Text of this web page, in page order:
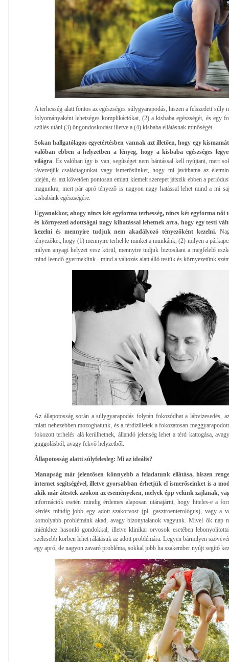
A terhesség alatt fontos az egészséges súlygyarapodás, hiszen a felszedett súly
folyományaként lehetséges komplikációkat, (2) a kisbaba egészségét, és egy
szülés utáni (3) öngondoskodást illetve a (4) kisbaba ellátásnak minőségét.
Sokan hallgatólagos egyetértésben vannak azt illetően, hogy egy
valóban ebben a helyzetben a lényeg, hogy a kisbaba egészséges
világra . Ez valóban így is van, segítséget nem bántással kell nyújtani, mert
rávezetjük családtagunkat vagy ismerősünket, hogy mi javíthatna az
idején, és azt követően pontosan emiatt kiemelt szerepet játszik ebben a
magunkra, mert pár apró tényező is nagyon nagy hatással lehet mind a mi
kisbabánk egészségére.
Ugyanakkor, ahogy nincs két egyforma terhesség, nincs két egyforma női
és környezeti adottságai nagy kihatással lehetnek arra, hogy egy testi
kezelni és mennyire tudjuk nem akadályozó tényezőként kezelni.
tényezőket, hogy (1) mennyire terhel le minket a munkánk, (2) milyen a
milyen anyagi helyzet vesz körül, mennyire tudjuk biztosítani a megfelelő
mind leendő gyermekünk - mind a változás alatt álló testük és környezetünk
Az állapotosság során a súlygyarapodás folytán fokozódhat a lábvizesedés,
miatt nehezebben mozoghatunk, és a térdízületek a fokozatosan
fokozott terhelés alá kerülhetnek, állandó jelenség lehet a térd kattogása,
guggolásból, avagy fekvő helyzetből.
Állapotosság alatti súlyfelesleg: Mi az ideális?
Manapság már jelentősen könnyebb a feladatunk ellátása, hiszen
internet segítségével, illetve gyorsabban érhetjük el ismerőseinket is a
akik már átestek azokon az eseményeken, melyek épp velünk zajlanak,
információk esetén mindig érdemes alaposan utánajárni, hogy hiteles-e a
kérdés mindig jobb egy adott szakorvost (pl. gasztroenterológus), vagy a
komolyabb problémánk akad, avagy bizonytalanok vagyunk. Mivel ők nap
miénkhez hasonló gondokkal, illetve klinikai orvosok esetében
szélesebb körben lehet rálátásuk az adott problémára. Legyen bármilyen
egy apró, de nagyon zavaró probléma, sokkal jobb ha szakember nyújt segítő